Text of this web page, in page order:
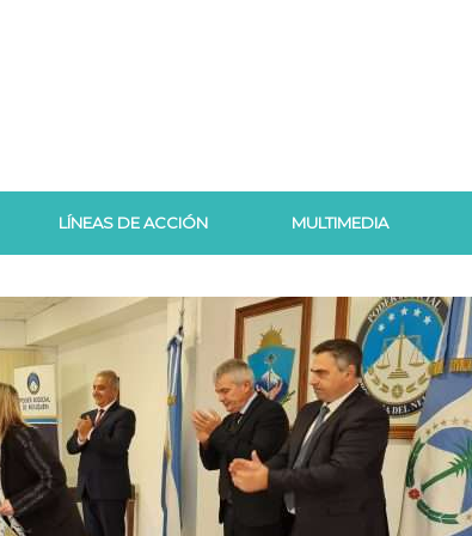
LÍNEAS DE ACCIÓN MULTIMEDIA